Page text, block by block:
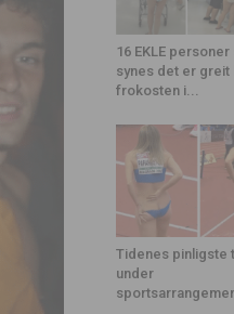
16 EKLE personer
synes det er greit
frokosten i...
Tidenes pinligste
under